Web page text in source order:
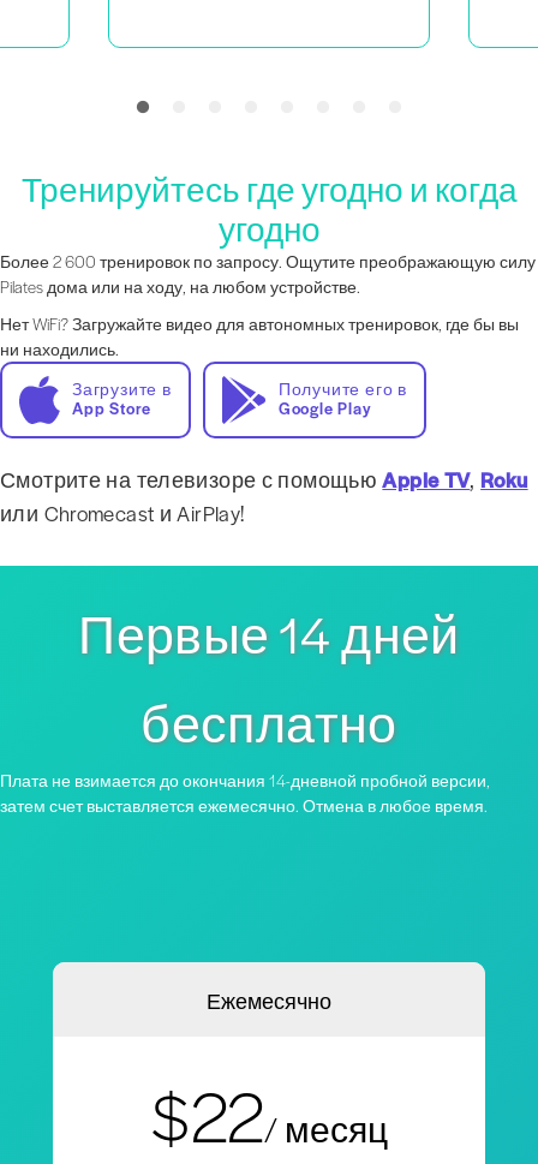
Тренируйтесь где угодно и когда
угодно
Более 2 600 тренировок по запросу. Ощутите преображающую силу
Pilates дома или на ходу, на любом устройстве.
Нет WiFi? Загружайте видео для автономных тренировок, где бы вы
ни находились.
Загрузите в
App Store
Получите его в
Google Play
Смотрите на телевизоре с помощьюApple TV, Roku
или Chromecast и AirPlay!
Первые 14 дней
бесплатно
Плата не взимается до окончания 14-дневной пробной версии,
затем счет выставляется ежемесячно. Отмена в любое время.
Ежемесячно
$22/ месяц